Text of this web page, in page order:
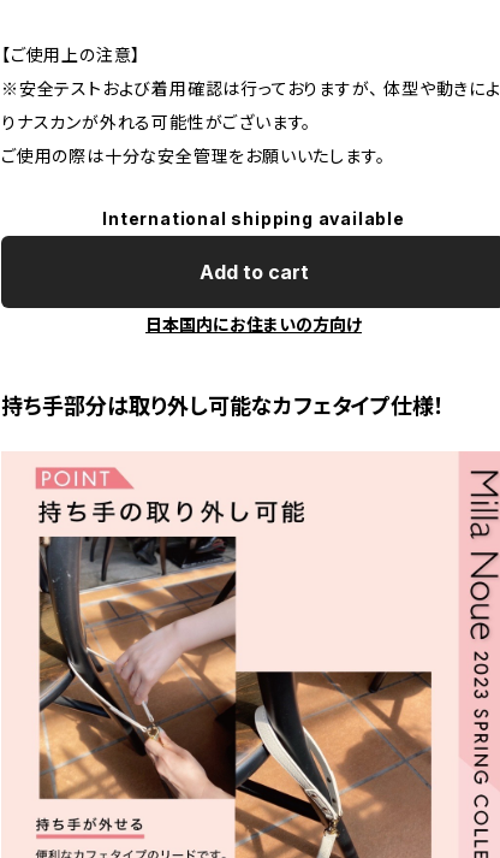
【ご使用上の注意】
※安全テストおよび着用確認は行っておりますが、 体型や動きによ
りナスカンが外れる可能性がございます。
ご使用の際は十分な安全管理をお願いいたします。
International shipping available
Add to cart
日本国内にお住まいの方向け
持ち手部分は取り外し可能なカフェタイプ仕様！